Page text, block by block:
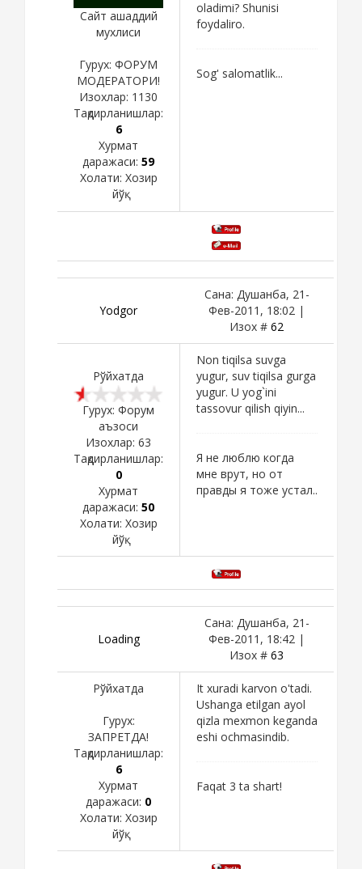
Сайт ашаддий
мухлиси
Гурух: ФОРУМ
МОДЕРАТОРИ!
Изохлар: 1130
Тақдирланишлар:
6
Хурмат
даражаси: 59
Холати: Хозир
йўқ
oladimi? Shunisi
foydaliro.
Sog' salomatlik...
Yodgor
Сана: Душанба, 21-
Фев-2011, 18:02 |
Изох # 62
Рўйхатда
Гурух: Форум
аъзоси
Изохлар: 63
Тақдирланишлар:
0
Хурмат
даражаси: 50
Холати: Хозир
йўқ
Non tiqilsa suvga
yugur, suv tiqilsa gurga
yugur. U yog`ini
tassovur qilish qiyin...
Я не люблю когда
мне врут, но от
правды я тоже устал..
Loading
Сана: Душанба, 21-
Фев-2011, 18:42 |
Изох # 63
Рўйхатда
Гурух:
ЗАПРЕТДА!
Тақдирланишлар:
6
Хурмат
даражаси: 0
Холати: Хозир
йўқ
It xuradi karvon o'tadi.
Ushanga etilgan ayol
qizla mexmon keganda
eshi ochmasindib.
Faqat 3 ta shart!